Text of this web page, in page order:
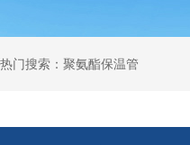
热门搜索：聚氨酯保温管